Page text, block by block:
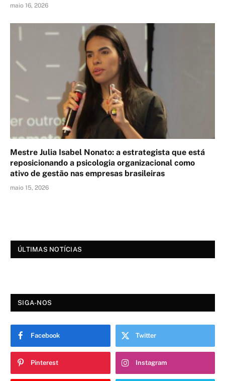
maio 16, 2026
Mestre Julia Isabel Nonato: a estrategista que está
reposicionando a psicologia organizacional como
ativo de gestão nas empresas brasileiras
maio 15, 2026
ÚLTIMAS NOTÍCIAS
SIGA-NOS
Facebook Twitter
Pinterest Instagram